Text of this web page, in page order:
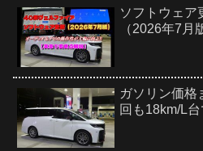
ソフトウェア
（2026年7月
ガソリン価
回も18km/L